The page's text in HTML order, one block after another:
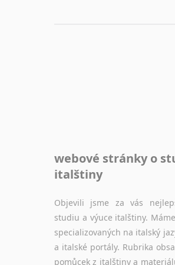
webové stránky o
italštiny
Objevili jsme za vás
studiu a výuce italštiny.
specializovaných na italský
a italské portály. Rubrika
pomůcek z italštiny a